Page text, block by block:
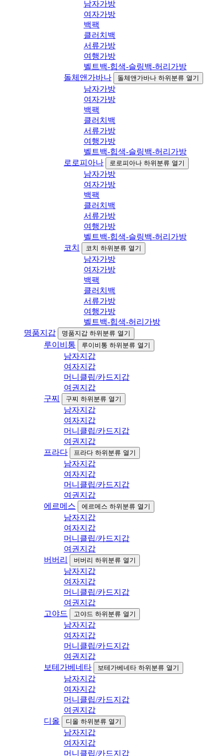
남자가방
여자가방
백팩
클러치백
서류가방
여행가방
벨트백-힙색-슬링백-허리가방
돌체앤가바나
돌체앤가바나 하위분류 열기
남자가방
여자가방
백팩
클러치백
서류가방
여행가방
벨트백-힙색-슬링백-허리가방
로로피아나
로로피아나 하위분류 열기
남자가방
여자가방
백팩
클러치백
서류가방
여행가방
벨트백-힙색-슬링백-허리가방
코치
코치 하위분류 열기
남자가방
여자가방
백팩
클러치백
서류가방
여행가방
벨트백-힙색-허리가방
명품지갑
명품지갑 하위분류 열기
루이비통 루이비통 하위분류 열기
남자지갑
여자지갑
머니클립/카드지갑
여권지갑
구찌
구찌 하위분류 열기
남자지갑
여자지갑
머니클립/카드지갑
여권지갑
프라다
프라다 하위분류 열기
남자지갑
여자지갑
머니클립/카드지갑
여권지갑
에르메스
에르메스 하위분류 열기
남자지갑
여자지갑
머니클립/카드지갑
여권지갑
버버리
버버리 하위분류 열기
남자지갑
여자지갑
머니클립/카드지갑
여권지갑
고야드
고야드 하위분류 열기
남자지갑
여자지갑
머니클립/카드지갑
여권지갑
보테가베네타
보테가베네타 하위분류 열기
남자지갑
여자지갑
머니클립/카드지갑
여권지갑
디올
디올 하위분류 열기
남자지갑
여자지갑
머니클립/카드지갑